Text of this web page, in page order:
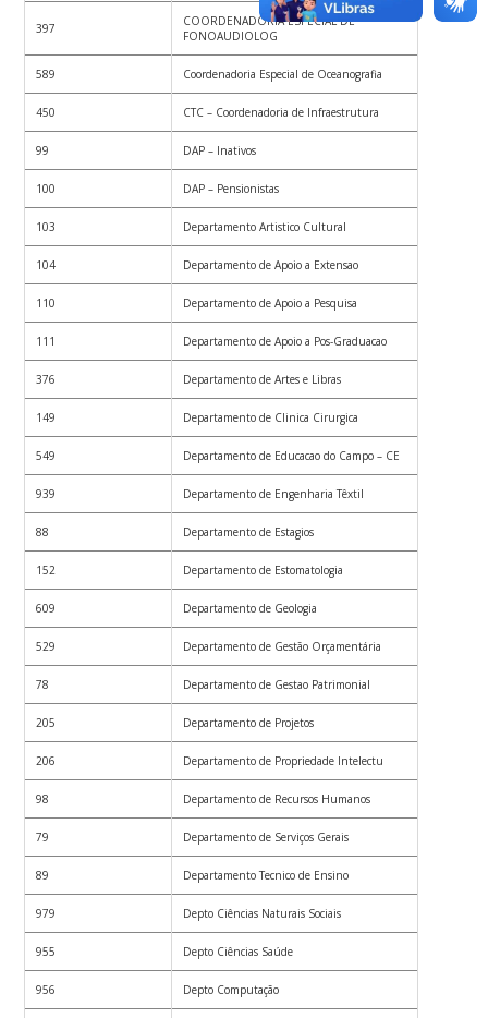
397
COORDENADORIA ESPECIAL DE
FONOAUDIOLOG
589 Coordenadoria Especial de Oceanografia
450 CTC – Coordenadoria de Infraestrutura
99 DAP – Inativos
100 DAP – Pensionistas
103 Departamento Artistico Cultural
104 Departamento de Apoio a Extensao
110 Departamento de Apoio a Pesquisa
111 Departamento de Apoio a Pos-Graduacao
376 Departamento de Artes e Libras
149 Departamento de Clinica Cirurgica
549 Departamento de Educacao do Campo – CE
939 Departamento de Engenharia Têxtil
88 Departamento de Estagios
152 Departamento de Estomatologia
609 Departamento de Geologia
529 Departamento de Gestão Orçamentária
78 Departamento de Gestao Patrimonial
205 Departamento de Projetos
206 Departamento de Propriedade Intelectu
98 Departamento de Recursos Humanos
79 Departamento de Serviços Gerais
89 Departamento Tecnico de Ensino
979 Depto Ciências Naturais Sociais
955 Depto Ciências Saúde
956 Depto Computação